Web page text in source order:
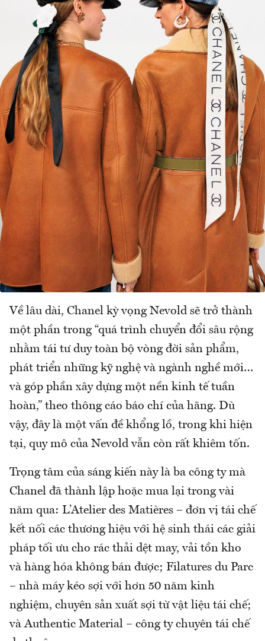
Về lâu dài, Chanel kỳ vọng Nevold sẽ trở thành
một phần trong “quá trình chuyển đổi sâu rộng
nhằm tái tư duy toàn bộ vòng đời sản phẩm,
phát triển những kỹ nghệ và ngành nghề mới…
và góp phần xây dựng một nền kinh tế tuần
hoàn,” theo thông cáo báo chí của hãng. Dù
vậy, đây là một vấn đề khổng lồ, trong khi hiện
tại, quy mô của Nevold vẫn còn rất khiêm tốn.
Trọng tâm của sáng kiến này là ba công ty mà
Chanel đã thành lập hoặc mua lại trong vài
năm qua: L’Atelier des Matières – đơn vị tái chế
kết nối các thương hiệu với hệ sinh thái các giải
pháp tối ưu cho rác thải dệt may, vải tồn kho
và hàng hóa không bán được; Filatures du Parc
– nhà máy kéo sợi với hơn 50 năm kinh
nghiệm, chuyên sản xuất sợi từ vật liệu tái chế;
và Authentic Material – công ty chuyên tái chế